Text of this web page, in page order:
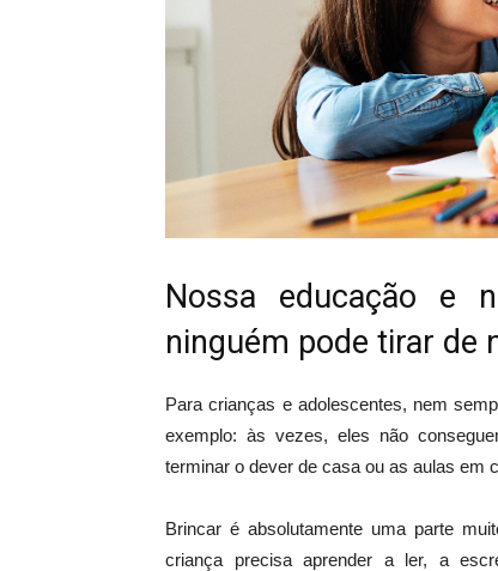
Nossa educação e
ninguém pode tirar de
Para crianças e adolescentes, nem
exemplo: às vezes, eles não
terminar o dever de casa ou as aulas em
Brincar é absolutamente uma parte
criança precisa aprender a ler, a